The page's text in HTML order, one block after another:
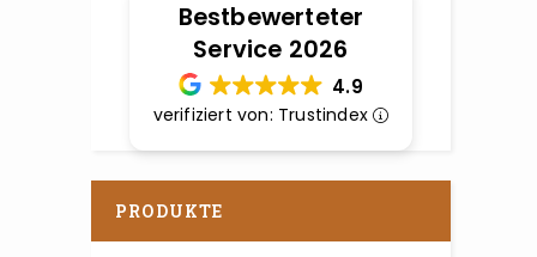
Bestbewerteter
Service 2026
4.9
verifiziert von: Trustindex
PRODUKTE